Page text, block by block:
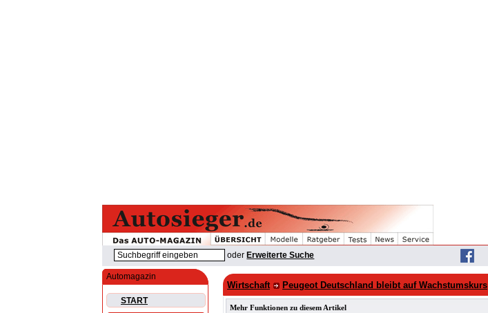
oder Erweiterte Suche
Automagazin
START
Wirtschaft Peugeot Deutschland bleibt auf Wachstumskurs
Mehr Funktionen zu diesem Artikel